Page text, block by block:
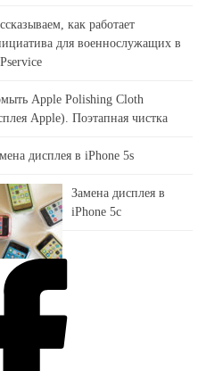
как работает
для военнослужащих в
Apple Polishing Cloth
Apple). Поэтапная чистка
дисплея в iPhone 5s
Замена дисплея в
iPhone 5c